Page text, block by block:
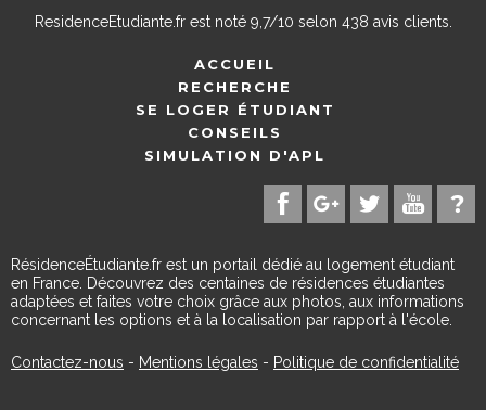
ResidenceEtudiante.frest noté 9,7/10 selon 438 avis clients.
ACCUEIL
RECHERCHE
SE LOGER ÉTUDIANT
CONSEILS
SIMULATION D'APL
RésidenceÉtudiante.fr est un portail dédié au logement étudiant
en France. Découvrez des centaines de résidences étudiantes
adaptées et faites votre choix grâce aux photos, aux informations
concernant les options et à la localisation par rapport à l'école.
Contactez-nous - Mentions légales - Politique de confidentialité